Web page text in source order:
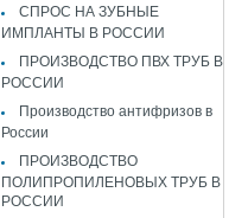
СПРОС НА ЗУБНЫЕ
ИМПЛАНТЫ В РОССИИ
ПРОИЗВОДСТВО ПВХ ТРУБ В
РОССИИ
Производство антифризов в
России
ПРОИЗВОДСТВО
ПОЛИПРОПИЛЕНОВЫХ ТРУБ В
РОССИИ